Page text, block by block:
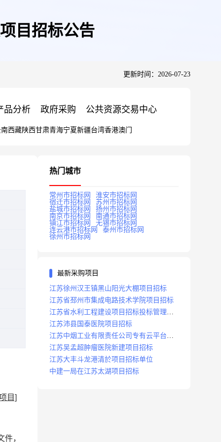
目招标公告
更新时间：2026-07-23
品分析 政府采购 公共资源交易中心
西藏陕西甘肃青海宁夏新疆台湾香港澳门
目]
，
热门城市
常州市招标网
淮安市招标网
宿迁市招标网
苏州市招标网
盐城市招标网
扬州市招标网
南京市招标网
南通市招标网
镇江市招标网
无锡市招标网
连云港市招标网
泰州市招标网
徐州市招标网
最新采购项目
江苏徐州汉王镇黑山阳光大棚项目招标
江苏省邳州市集成电路技术学院项目招标
江苏省水利工程建设项目招标投标管理办
法
江苏沛县国泰医院项目招标
江苏中烟工业有限责任公司专有云平台扩
容项目招标
江苏吴孟超肿瘤医院新建项目招标
江苏大丰斗龙港清於项目招标单位
中建一局在江苏太湖项目招标